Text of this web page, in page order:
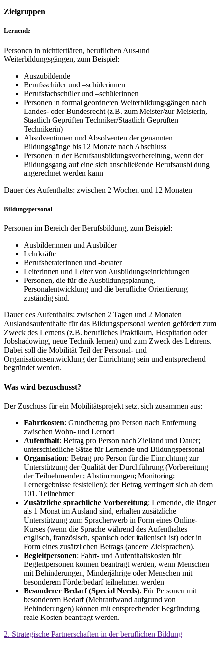
Zielgruppen
Lernende
Personen in nichttertiären, beruflichen Aus-und
Weiterbildungsgängen, zum Beispiel:
Auszubildende
Berufsschüler und –schülerinnen
Berufsfachschüler und –schülerinnen
Personen in formal geordneten Weiterbildungsgängen nach
Landes- oder Bundesrecht (z.B. zum Meister/zur Meisterin,
Staatlich Geprüften Techniker/Staatlich Geprüften
Technikerin)
Absolventinnen und Absolventen der genannten
Bildungsgänge bis 12 Monate nach Abschluss
Personen in der Berufsausbildungsvorbereitung, wenn der
Bildungsgang auf eine sich anschließende Berufsausbildung
angerechnet werden kann
Dauer des Aufenthalts: zwischen 2 Wochen und 12 Monaten
Bildungspersonal
Personen im Bereich der Berufsbildung, zum Beispiel:
Ausbilderinnen und Ausbilder
Lehrkräfte
Berufsberaterinnen und -berater
Leiterinnen und Leiter von Ausbildungseinrichtungen
Personen, die für die Ausbildungsplanung,
Personalentwicklung und die berufliche Orientierung
zuständig sind.
Dauer des Aufenthalts: zwischen 2 Tagen und 2 Monaten
Auslandsaufenthalte für das Bildungspersonal werden gefördert zum
Zweck des Lernens (z.B. berufliches Praktikum, Hospitation oder
Jobshadowing, neue Technik lernen) und zum Zweck des Lehrens.
Dabei soll die Mobilität Teil der Personal- und
Organisationsentwicklung der Einrichtung sein und entsprechend
begründet werden.
Was wird bezuschusst?
Der Zuschuss für ein Mobilitätsprojekt setzt sich zusammen aus:
Fahrtkosten: Grundbetrag pro Person nach Entfernung
zwischen Wohn- und Lernort
Aufenthalt: Betrag pro Person nach Zielland und Dauer;
unterschiedliche Sätze für Lernende und Bildungspersonal
Organisation: Betrag pro Person für die Einrichtung zur
Unterstützung der Qualität der Durchführung (Vorbereitung
der Teilnehmenden; Abstimmungen; Monitoring;
Lernergebnisse feststellen); der Betrag verringert sich ab dem
101. Teilnehmer
Zusätzliche sprachliche Vorbereitung: Lernende, die länger
als 1 Monat im Ausland sind, erhalten zusätzliche
Unterstützung zum Spracherwerb in Form eines Online-
Kurses (wenn die Sprache während des Aufenthaltes
englisch, französisch, spanisch oder italienisch ist) oder in
Form eines zusätzlichen Betrags (andere Zielsprachen).
Begleitpersonen: Fahrt- und Aufenthaltskosten für
Begleitpersonen können beantragt werden, wenn Menschen
mit Behinderungen, Minderjährige oder Menschen mit
besonderem Förderbedarf teilnehmen werden.
Besonderer Bedarf (Special Needs): Für Personen mit
besonderem Bedarf (Mehraufwand aufgrund von
Behinderungen) können mit entsprechender Begründung
reale Kosten beantragt werden.
2. Strategische Partnerschaften in der beruflichen Bildung